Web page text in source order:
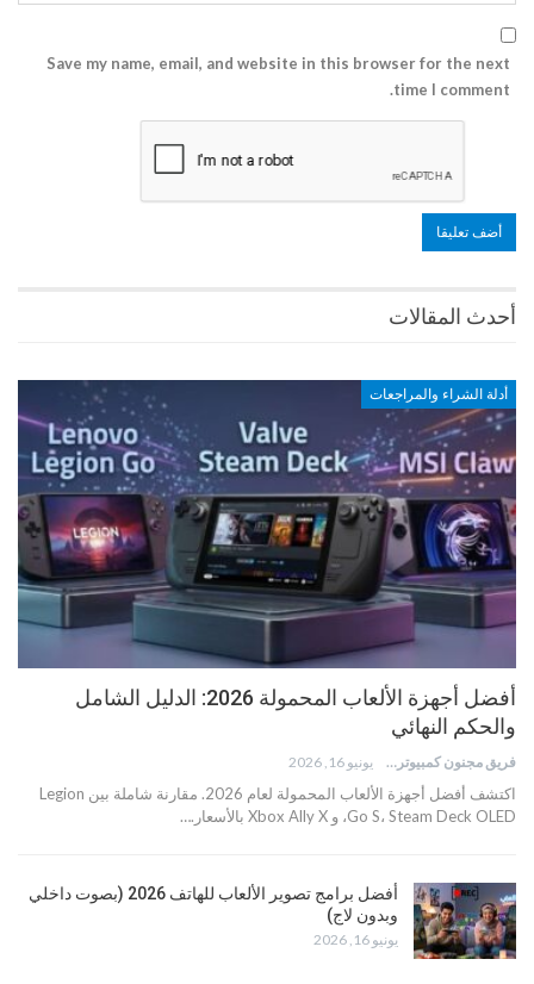
Save my name, email, and website in this browser for the next
time I comment.
أحدث المقالات
أدلة الشراء والمراجعات
أفضل أجهزة الألعاب المحمولة 2026: الدليل الشامل
والحكم النهائي
فريق مجنون كمبيوتر يونيو 16, 2026
اكتشف أفضل أجهزة الألعاب المحمولة لعام 2026. مقارنة شاملة بين Legion
Go S، Steam Deck OLED، و Xbox Ally X بالأسعار.…
أفضل برامج تصوير الألعاب للهاتف 2026 (بصوت داخلي
وبدون لاج)
يونيو 16, 2026